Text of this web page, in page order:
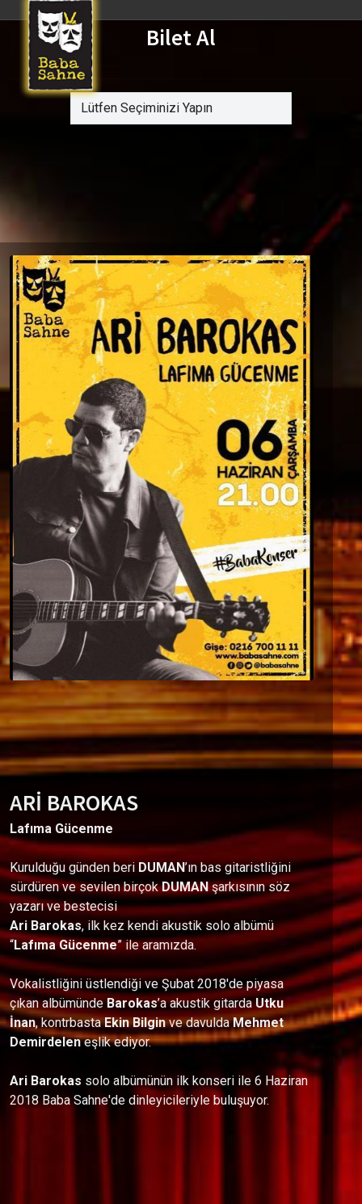
Bilet Al
ARİ BAROKAS
Lafıma Gücenme
Kurulduğu günden beriDUMAN’ın bas gitaristliğini
sürdüren ve sevilen birçokDUMANşarkısının söz
yazarı ve bestecisi
Ari Barokas, ilk kez kendi akustik solo albümü
“Lafıma Gücenme” ile aramızda.
Vokalistliğini üstlendiği ve Şubat 2018'de piyasa
çıkan albümündeBarokas’a akustik gitardaUtku
İnan, kontrbastaEkin Bilginve davuldaMehmet
Demirdeleneşlik ediyor.
Ari Barokas solo albümünün ilk konseri ile 6 Haziran
2018 Baba Sahne'de dinleyicileriyle buluşuyor.